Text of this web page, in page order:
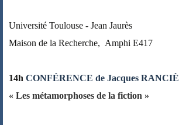
Université Toulouse - Jean Jaurès
Maison de la Recherche, Amphi E417
14h CONFÉRENCE de Jacques
« Les métamorphoses de la fiction »